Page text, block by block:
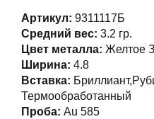
Артикул: 9311117Б
Средний вес: 3.2 гр.
Цвет металла: Желтое
Ширина: 4.8
Вставка:
Термообработанный
Проба: Au 585